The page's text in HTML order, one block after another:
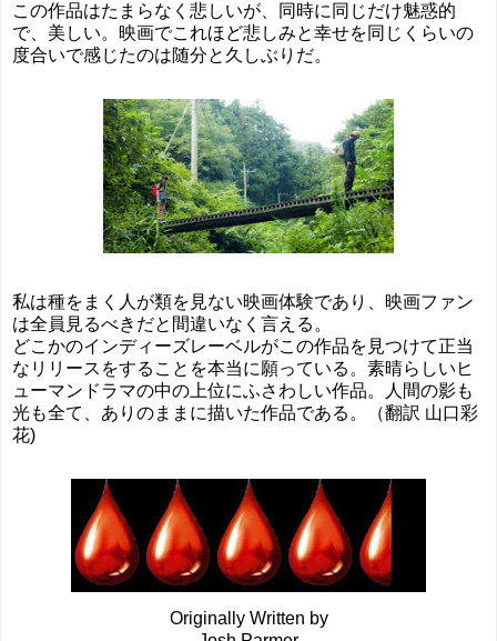
この作品はたまらなく悲しいが、同時に同じだけ魅惑的
で、美しい。映画でこれほど悲しみと幸せを同じくらいの
度合いで感じたのは随分と久しぶりだ。
私は種をまく人が類を見ない映画体験であり、映画ファン
は全員見るべきだと間違いなく言える。
どこかのインディーズレーベルがこの作品を見つけて正当
なリリースをすることを本当に願っている。素晴らしいヒ
ューマンドラマの中の上位にふさわしい作品。人間の影も
光も全て、ありのままに描いた作品である。（翻訳 山口彩
花)
Originally Written by